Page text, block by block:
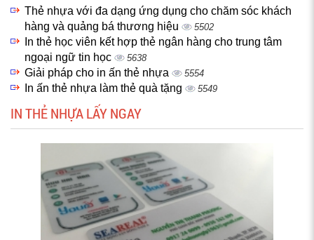
Thẻ nhựa với đa dạng ứng dụng cho chăm sóc khách
hàng và quảng bá thương hiệu
5502
In thẻ học viên kết hợp thẻ ngân hàng cho trung tâm
ngoại ngữ tin học
5638
Giải pháp cho in ấn thẻ nhựa 5554
In ấn thẻ nhựa làm thẻ quà tặng 5549
IN THẺ NHỰA LẤY NGAY